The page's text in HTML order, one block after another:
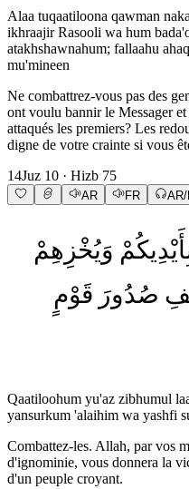
Alaa tuqaatiloona qawman
ikhraajir Rasooli wa hum
atakhshawnahum; fallaahu
mu'mineen
Ne combattrez-vous pas des
ont voulu bannir le Messager
attaqués les premiers? Les
digne de votre crainte si vous
14Juz 10 · Hizb 75
AR FR
وَيُخْزِهِمْ
صُدُورَ قَوْمٍ
Qaatiloohum yu'az zibhumul
yansurkum 'alaihim wa yashfi
Combattez-les. Allah, par vos
d'ignominie, vous donnera la
d'un peuple croyant.